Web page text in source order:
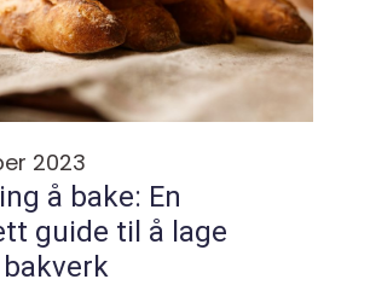
2023
å bake: En
guide til å lage